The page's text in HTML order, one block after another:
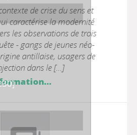
de crise du sens et
caractérise la modernité
les observations de trois
- gangs de jeunes néo-
antillaise, usagers de
dans le [...]